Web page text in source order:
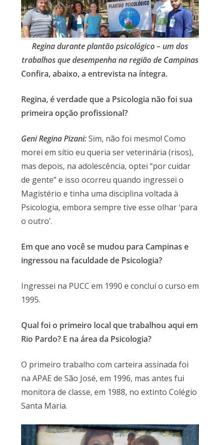
Regina durante plantão psicológico – um dos
trabalhos que desempenha na região de Campinas
Confira, abaixo, a entrevista na íntegra.
Regina, é verdade que a Psicologia não foi sua
primeira opção profissional?
Geni Regina Pizani:Sim, não foi mesmo! Como
morei em sítio eu queria ser veterinária (risos),
mas depois, na adolescência, optei “por cuidar
de gente” e isso ocorreu quando ingressei o
Magistério e tinha uma disciplina voltada à
Psicologia, embora sempre tive esse olhar ‘para
o outro’.
Em que ano você se mudou para Campinas e
ingressou na faculdade de Psicologia?
Ingressei na PUCC em 1990 e concluí o curso em
1995.
Qual foi o primeiro local que trabalhou aqui em
Rio Pardo? E na área da Psicologia?
O primeiro trabalho com carteira assinada foi
na APAE de São José, em 1996, mas antes fui
monitora de classe, em 1988, no extinto Colégio
Santa Maria.